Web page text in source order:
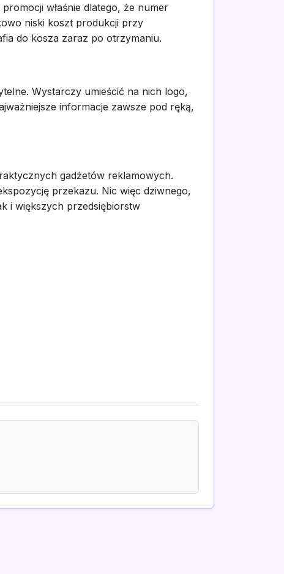
właśnie dlatego, że numer
niski koszt produkcji przy
do kosza zaraz po otrzymaniu.
Wystarczy umieścić na nich logo,
informacje zawsze pod ręką,
gadżetów reklamowych.
przekazu. Nic więc dziwnego,
i większych przedsiębiorstw